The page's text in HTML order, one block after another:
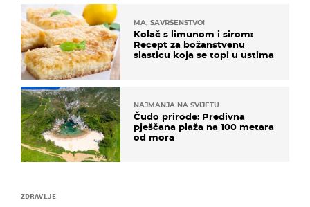
ZDRAVLJE
MA, SAVRŠENSTVO!
Kolač s limunom i sirom:
Recept za božanstvenu
slasticu koja se topi u ustima
NAJMANJA NA SVIJETU
Čudo prirode: Predivna
pješčana plaža na 100 metara
od mora